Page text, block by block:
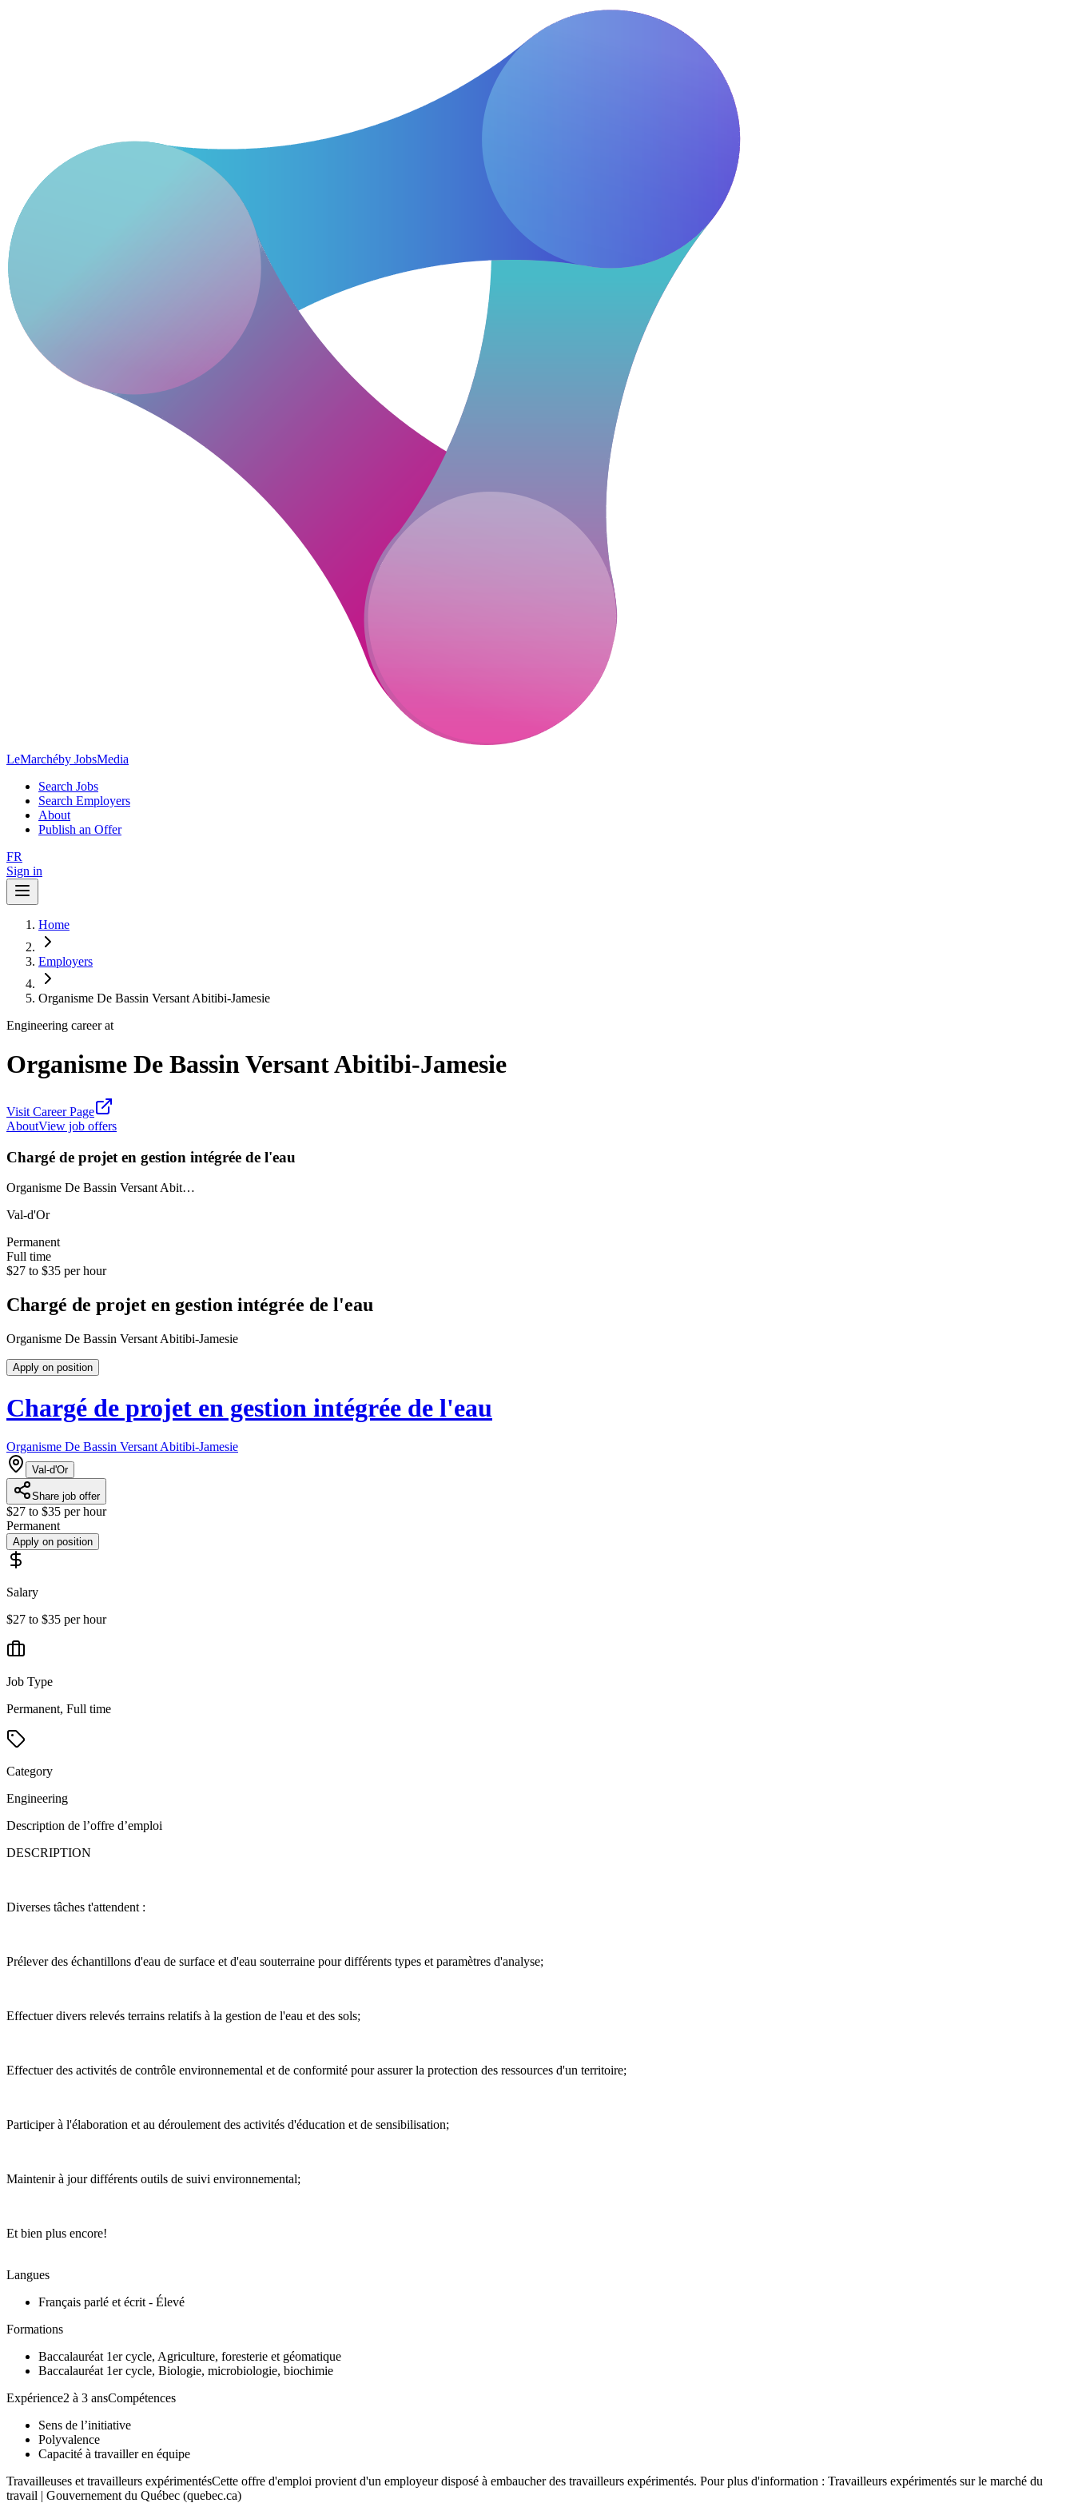
LeMarchéby JobsMedia
Search Jobs
Search Employers
About
Publish an Offer
FR
Sign in
Home
Employers
Organisme De Bassin Versant Abitibi-Jamesie
Engineering career at
Organisme De Bassin Versant Abitibi-Jamesie
Visit Career Page
AboutView job offers
Chargé de projet en gestion intégrée de l'eau
Organisme De Bassin Versant Abit…
Val-d'Or
Permanent
Full time
$27 to $35 per hour
Chargé de projet en gestion intégrée de l'eau
Organisme De Bassin Versant Abitibi-Jamesie
Apply on position
Chargé de projet en gestion intégrée de l'eau
Organisme De Bassin Versant Abitibi-Jamesie
Val-d'Or
Share job offer
$27 to $35 per hour
Permanent
Apply on position
Salary
$27 to $35 per hour
Job Type
Permanent, Full time
Category
Engineering
Description de l’offre d’emploi
DESCRIPTION
Diverses tâches t'attendent :
Prélever des échantillons d'eau de surface et d'eau souterraine pour différents types et paramètres d'analyse;
Effectuer divers relevés terrains relatifs à la gestion de l'eau et des sols;
Effectuer des activités de contrôle environnemental et de conformité pour assurer la protection des ressources d'un territoire;
Participer à l'élaboration et au déroulement des activités d'éducation et de sensibilisation;
Maintenir à jour différents outils de suivi environnemental;
Et bien plus encore!
Langues
Français parlé et écrit - Élevé
Formations
Baccalauréat 1er cycle, Agriculture, foresterie et géomatique
Baccalauréat 1er cycle, Biologie, microbiologie, biochimie
Expérience2 à 3 ansCompétences
Sens de l’initiative
Polyvalence
Capacité à travailler en équipe
Travailleuses et travailleurs expérimentésCette offre d'emploi provient d'un employeur disposé à embaucher des travailleurs expérimentés. Pour plus d'information : Travailleurs expérimentés sur le marché du
travail | Gouvernement du Québec (quebec.ca)